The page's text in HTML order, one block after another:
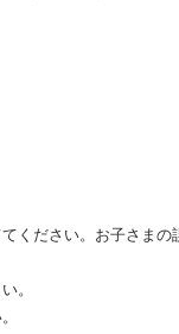
ください。お子さまの
。